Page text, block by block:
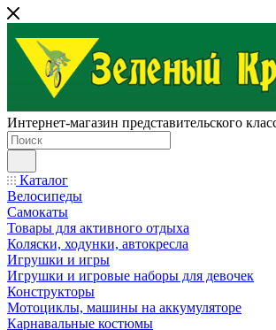
Интернет-магазин представительского
Каталог
Велосипеды
Самокаты
Товары для активного отдыха
Коляски, ходунки, автокресла
Игрушки и игры
Игрушки и игровые наборы для девочек
Конструкторы
Мотоциклы, машины на аккумуляторе
Карнавальные костюмы